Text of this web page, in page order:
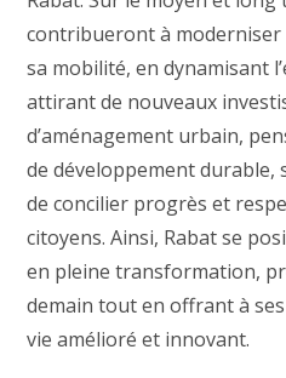
contribueront à
sa mobilité, en dynamisant
attirant de nouveaux
d’aménagement urbain,
de développement durable,
de concilier progrès et
citoyens. Ainsi, Rabat se
en pleine transformation,
demain tout en offrant à
vie amélioré et innovant.